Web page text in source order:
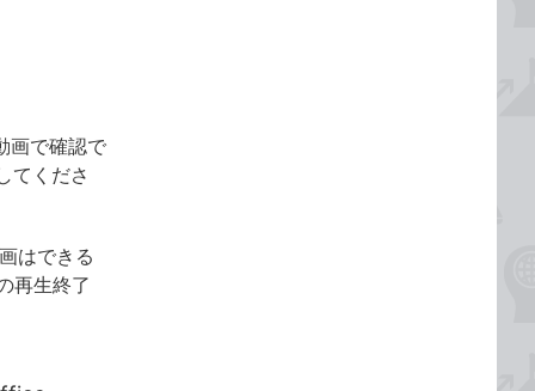
画で確認で
てくださ
はできる
再生終了